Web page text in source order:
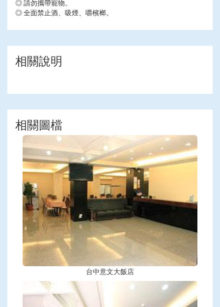
◎ 請勿攜帶寵物。
◎ 全面禁止酒、吸煙、嚼檳榔。
相關說明
相關圖檔
台中意文大飯店